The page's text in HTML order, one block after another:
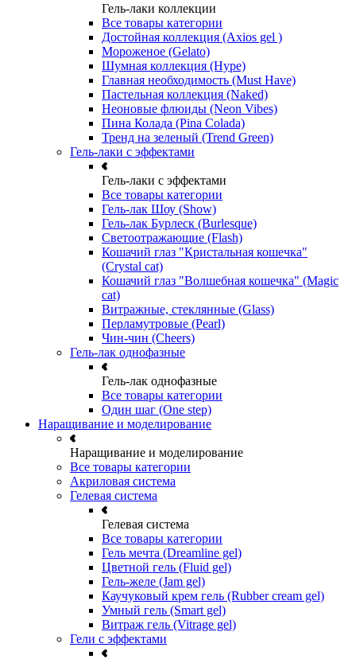
Гель-лаки коллекции
Все товары категории
Достойная коллекция (Axios gel )
Мороженое (Gelato)
Шумная коллекция (Hype)
Главная необходимость (Must Have)
Пастельная коллекция (Naked)
Неоновые флюиды (Neon Vibes)
Пина Колада (Pina Colada)
Тренд на зеленый (Trend Green)
Гель-лаки с эффектами
Гель-лаки с эффектами
Все товары категории
Гель-лак Шоу (Show)
Гель-лак Бурлеск (Burlesque)
Светоотражающие (Flash)
Кошачий глаз "Кристальная кошечка"
(Crystal cat)
Кошачий глаз "Волшебная кошечка" (Magic
cat)
Витражные, стеклянные (Glass)
Перламутровые (Pearl)
Чин-чин (Cheers)
Гель-лак однофазные
Гель-лак однофазные
Все товары категории
Один шаг (One step)
Наращивание и моделирование
Наращивание и моделирование
Все товары категории
Акриловая система
Гелевая система
Гелевая система
Все товары категории
Гель мечта (Dreamline gel)
Цветной гель (Fluid gel)
Гель-желе (Jam gel)
Каучуковый крем гель (Rubber cream gel)
Умный гель (Smart gel)
Витраж гель (Vitrage gel)
Гели с эффектами